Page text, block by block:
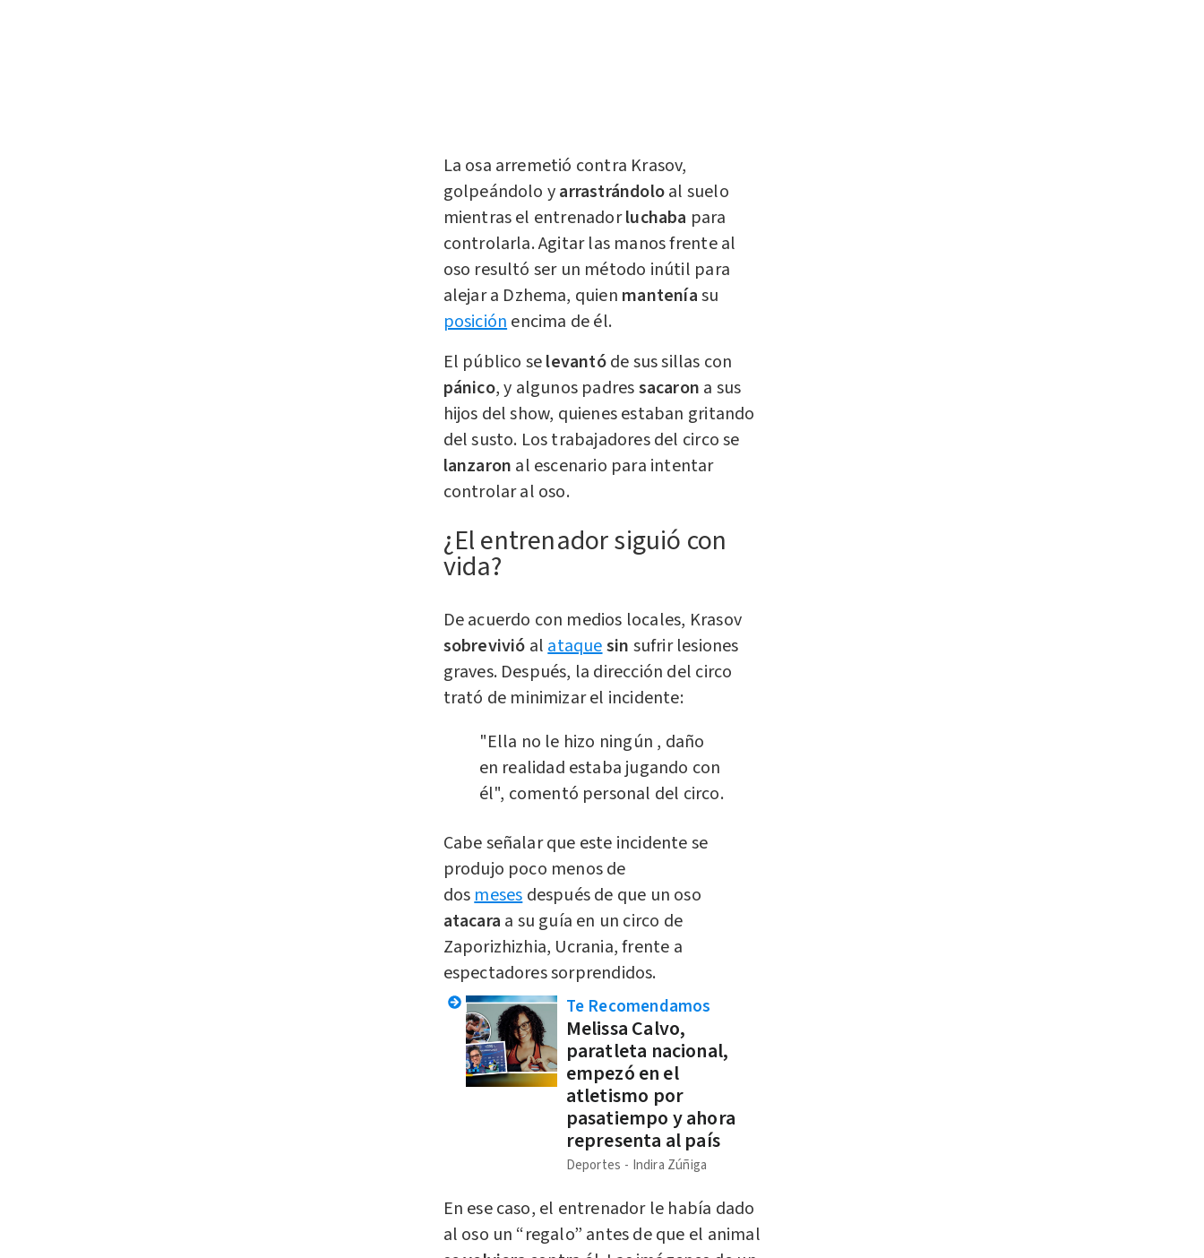
La osa arremetió contra Krasov,
golpeándolo yarrastrándoloal suelo
mientras el entrenadorluchaba para
controlarla. Agitar las manos frente al
oso resultó ser un método inútil para
alejar a Dzhema, quien manteníasu
posiciónencima de él.
El público selevantóde sus sillas con
pánico, y algunos padressacaron a sus
hijos del show, quienes estaban gritando
del susto. Los trabajadores del circo se
lanzaron al escenario para intentar
controlar al oso.
¿El entrenador siguió con
vida?
De acuerdo con medios locales, Krasov
sobrevivió alataquesin sufrir lesiones
graves. Después, la dirección del circo
trató de minimizar el incidente:
"Ella no le hizo ningún , daño
en realidad estaba jugando con
él", comentó personal del circo.
Cabe señalar que este incidente se
produjo poco menos de
dosmesesdespués de que un oso
atacara a su guía en un circo de
Zaporizhizhia, Ucrania, frente a
espectadores sorprendidos.
Te Recomendamos
Melissa Calvo,
paratleta nacional,
empezó en el
atletismo por
pasatiempo y ahora
representa al país
Deportes Indira Zúñiga
En ese caso, el entrenador le había dado
al oso un “regalo” antes de que el animal